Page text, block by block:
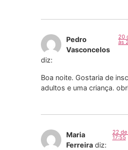
Pedro
Vasconcelos
diz:
20
às
Boa noite. Gostaria de
adultos e uma criança.
Maria
Ferreira diz:
22 de
17:55